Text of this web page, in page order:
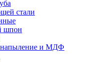
стали
шпон
напыление и МДФ